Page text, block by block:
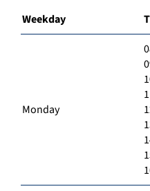
Weekday
Monday